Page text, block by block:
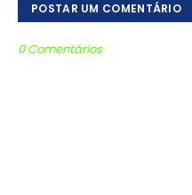
POSTAR UM COMENTÁRIO
0 Comentários